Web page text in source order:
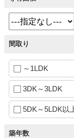
間取り
～1LDK
3DK～3LDK
5DK～5LDK以
築年数